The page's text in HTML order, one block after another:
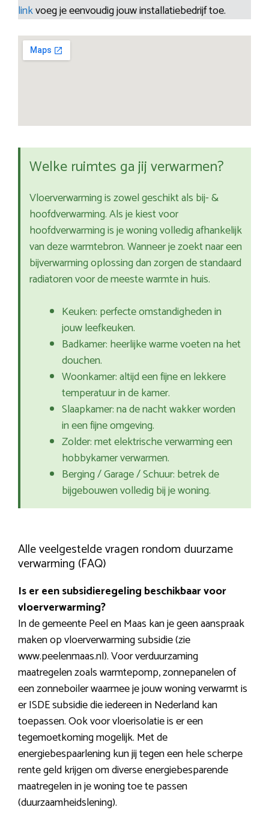
linkvoeg je eenvoudig jouw installatiebedrijf toe.
Welke ruimtes ga jij verwarmen?
Vloerverwarming is zowel geschikt als bij- &
hoofdverwarming. Als je kiest voor
hoofdverwarming is je woning volledig afhankelijk
van deze warmtebron. Wanneer je zoekt naar een
bijverwarming oplossing dan zorgen de standaard
radiatoren voor de meeste warmte in huis.
Keuken: perfecte omstandigheden in
jouw leefkeuken.
Badkamer: heerlijke warme voeten na het
douchen.
Woonkamer: altijd een fijne en lekkere
temperatuur in de kamer.
Slaapkamer: na de nacht wakker worden
in een fijne omgeving.
Zolder: met elektrische verwarming een
hobbykamer verwarmen.
Berging / Garage / Schuur: betrek de
bijgebouwen volledig bij je woning.
Alle veelgestelde vragen rondom duurzame
verwarming (FAQ)
Is er een subsidieregeling beschikbaar voor
vloerverwarming?
In de gemeente Peel en Maas kan je geen aanspraak
maken op vloerverwarming subsidie (zie
www.peelenmaas.nl). Voor verduurzaming
maatregelen zoals warmtepomp, zonnepanelen of
een zonneboiler waarmee je jouw woning verwarmt is
er ISDE subsidie die iedereen in Nederland kan
toepassen. Ook voor vloerisolatie is er een
tegemoetkoming mogelijk. Met de
energiebespaarlening kun jij tegen een hele scherpe
rente geld krijgen om diverse energiebesparende
maatregelen in je woning toe te passen
(duurzaamheidslening).